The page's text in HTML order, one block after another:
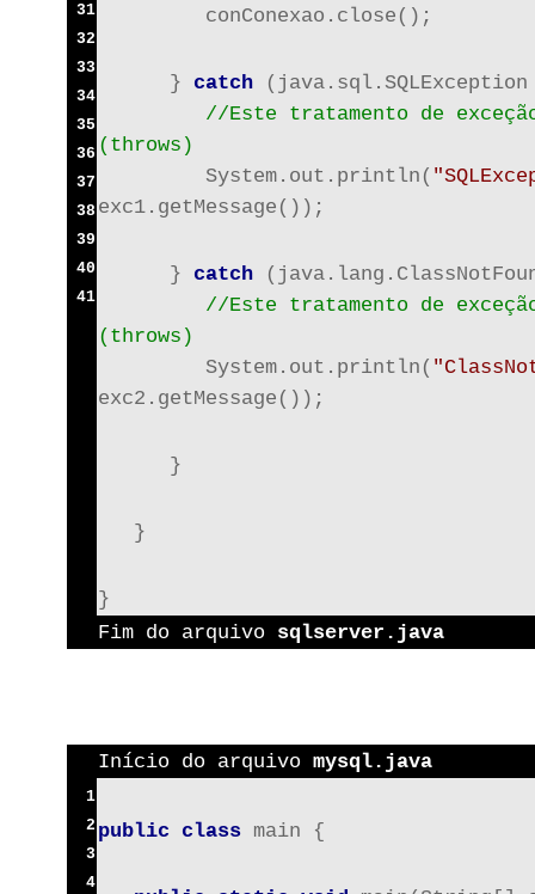
31
32
33
34
35
36
37
38
39
40
41
conConexao.close();
} catch
//Este tratamento de
(throws)
System.out.println(
exc1.getMessage());
} catch
//Este tratamento de
(throws)
System.out.println(
exc2.getMessage());
}
}
}
Fim do arquivo sqlserver.java
Início do arquivo mysql.java
1
2
3
4
public class main {